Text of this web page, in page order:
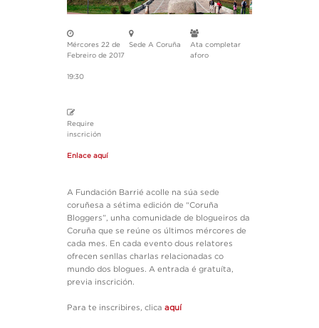
Mércores 22 de
Febreiro de 2017
19:30
Sede A Coruña
Ata completar
aforo
Require
inscrición
Enlace aquí
A Fundación Barrié acolle na súa sede
coruñesa a sétima edición de “Coruña
Bloggers”, unha comunidade de blogueiros da
Coruña que se reúne os últimos mércores de
cada mes. En cada evento dous relatores
ofrecen senllas charlas relacionadas co
mundo dos blogues. A entrada é gratuíta,
previa inscrición.
Para te inscribires, clica aquí